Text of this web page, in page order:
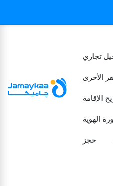
تجاري
الأخرى
الإقامة
الهوية
حجز